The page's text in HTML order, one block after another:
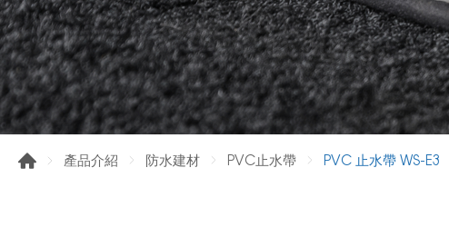
產品介紹 防水建材 PVC止水帶 PVC 止水帶 WS-E3